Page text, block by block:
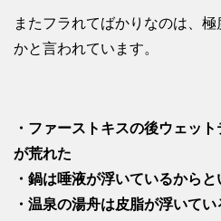
またフラれてばかりなのは、
かと言われています。
・ファーストキスの後ウェッ
が荒れた
・鍋は唾液が浮いているから
・温泉の湯舟は皮脂が浮いて